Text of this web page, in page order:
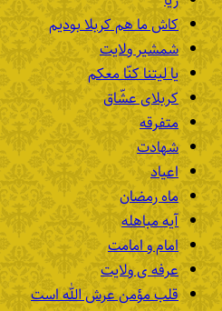
کاش ما هم کربلا بودیم
شمشیر ولایت
یا لیتنا کنّا معکم
کربلای عشّاق
متفرقه
شهادت
اعیاد
ماه رمضان
آیه مباهله
امام و امامت
عرفه ی ولایت
قلب مؤمن عرش الله است